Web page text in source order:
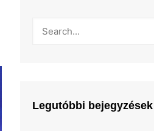
Legutóbbi bejegyzések